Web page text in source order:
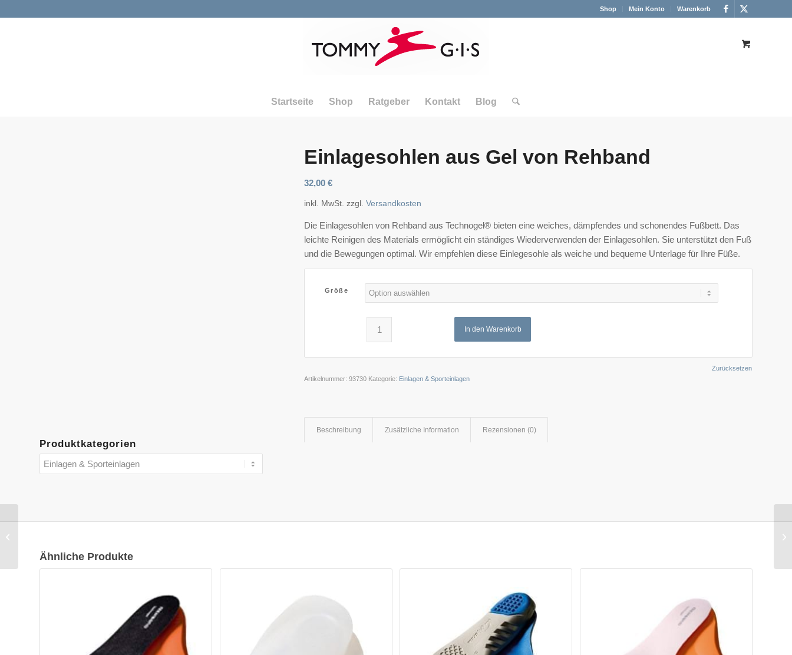
Shop Mein Konto Warenkorb
Startseite Shop Ratgeber Kontakt Blog
Produktkategorien
Einlagesohlen aus Gel von Rehband
32,00€
inkl. MwSt. zzgl.Versandkosten
Die Einlagesohlen von Rehband aus Technogel® bieten eine weiches, dämpfendes und schonendes Fußbett. Das
leichte Reinigen des Materials ermöglicht ein ständiges Wiederverwenden der Einlagesohlen. Sie unterstützt den Fuß
und die Bewegungen optimal. Wir empfehlen diese Einlegesohle als weiche und bequeme Unterlage für Ihre Füße.
Größe
Zurücksetzen
In den Warenkorb
Artikelnummer:93730 Kategorie: Einlagen & Sporteinlagen
Beschreibung Zusätzliche Information Rezensionen (0)
Ähnliche Produkte